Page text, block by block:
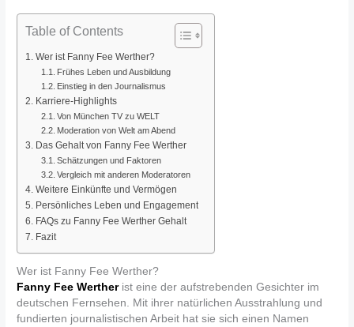
Table of Contents
Wer ist Fanny Fee Werther?
Frühes Leben und Ausbildung
Einstieg in den Journalismus
Karriere-Highlights
Von München TV zu WELT
Moderation von Welt am Abend
Das Gehalt von Fanny Fee Werther
Schätzungen und Faktoren
Vergleich mit anderen Moderatoren
Weitere Einkünfte und Vermögen
Persönliches Leben und Engagement
FAQs zu Fanny Fee Werther Gehalt
Fazit
Wer ist Fanny Fee Werther?
Fanny Fee Werther ist eine der aufstrebenden Gesichter im
deutschen Fernsehen. Mit ihrer natürlichen Ausstrahlung und
fundierten journalistischen Arbeit hat sie sich einen Namen